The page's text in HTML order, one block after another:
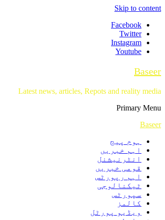
Skip to content
Facebook
Twitter
Instagram
Youtube
Baseer
Latest news, articles, Repots and reality media
Primary Menu
Baseer
ہوم پیج
اہم خبریں
انٹرنیشنل
قومی خبریں
اہم رپورٹس
ٹیکنالوجی
سپورٹس
کالمز
ویڈیو پورٹل